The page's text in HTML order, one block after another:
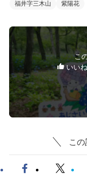
福井字三木山
紫陽花
こ
いい
この